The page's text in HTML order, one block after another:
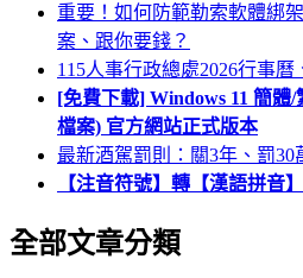
重要！如何防範勒索軟體綁
案、跟你要錢？
115人事行政總處2026行事曆
[免費下載] Windows 11 簡體
檔案) 官方網站正式版本
最新酒駕罰則：關3年、罰30
【注音符號】轉【漢語拼音
全部文章分類